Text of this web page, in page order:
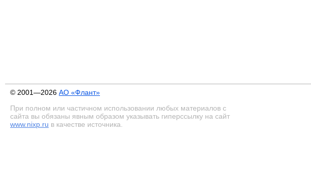
© 2001—2026 АО «Флант»
При полном или частичном использовании любых материалов с
сайта вы обязаны явным образом указывать гиперссылку на сайт
www.nixp.ru в качестве источника.